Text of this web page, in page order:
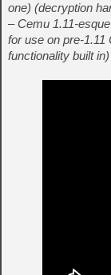
one) (decryption
– Cemu 1.11-
for use on pre-
functionality built in)